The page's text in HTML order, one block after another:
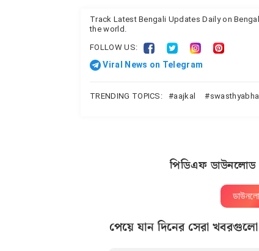
Track Latest Bengali Updates Daily on
the world.
FOLLOW US:
Viral News on Telegram
TRENDING TOPICS: aajkal
পিডিএফ
পেয়ে যান দিনের সেরা